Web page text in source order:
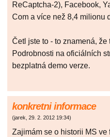
ReCaptcha-2), Facebook,
Com a více než 8,4 milionu
Četl jste to - to znamená, že
Podrobnosti na oficiálních
bezplatná demo verze.
konkretni informace
(jarek, 29. 2. 2012 19:34)
Zajimám se o historii MS ve